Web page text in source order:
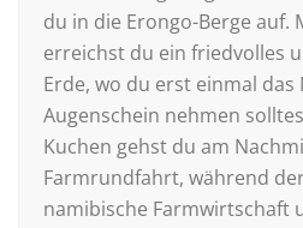
du in die Erongo-Berge
erreichst du ein friedvolles
Erde, wo du erst einmal
Augenschein nehmen
Kuchen gehst du am
Farmrundfahrt, während
namibische Farmwirtschaft